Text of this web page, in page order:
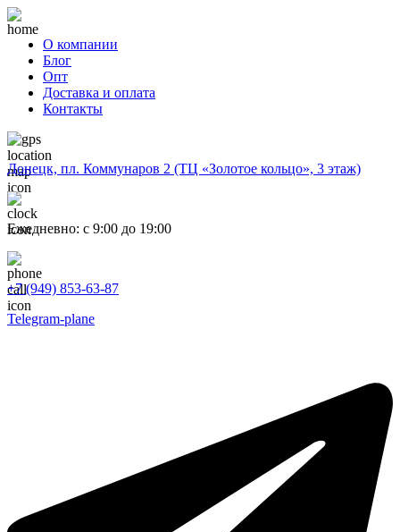
О компании
Блог
Опт
Доставка и оплата
Контакты
Донецк, пл. Коммунаров 2 (ТЦ «Золотое кольцо», 3 этаж)
Ежедневно: с 9:00 до 19:00
+7 (949) 853-63-87
Telegram-plane